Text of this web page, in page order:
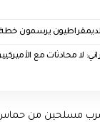
يرسمون
لا محادثات مع
مسلحين من حماس